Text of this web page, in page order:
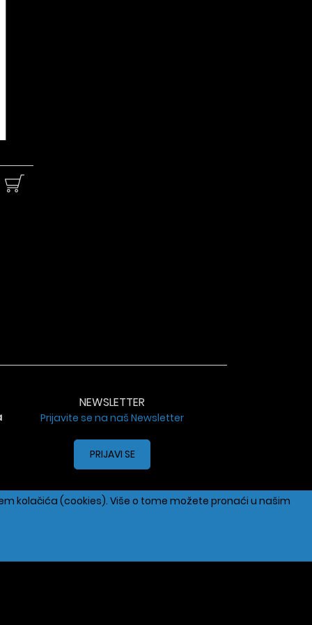
kolačića (cookies). Više o tome možete pronaći u našim
NEWSLETTER
Prijavite se na naš Newsletter
PRIJAVI SE